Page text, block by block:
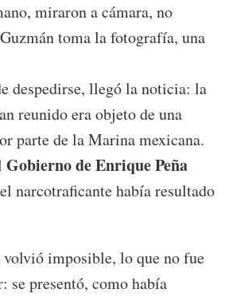
miraron a cámara, no
toma la fotografía, una
despedirse, llegó la noticia: la
reunido era objeto de una
parte de la Marina mexicana.
Gobierno de Enrique Peña
narcotraficante había resultado
volvió imposible, lo que no fue
se presentó, como había